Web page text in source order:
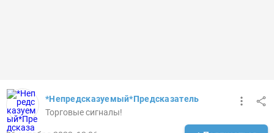
*Непредсказуемый*Предсказатель
Торговые сигналы!